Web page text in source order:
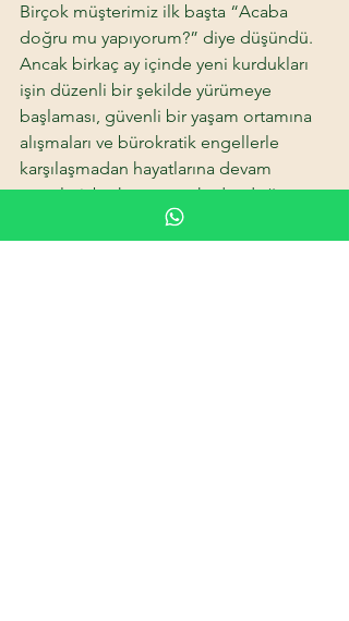
Birçok müşterimiz ilk başta “Acaba
doğru mu yapıyorum?” diye düşündü.
Ancak birkaç ay içinde yeni kurdukları
işin düzenli bir şekilde yürümeye
başlaması, güvenli bir yaşam ortamına
alışmaları ve bürokratik engellerle
karşılaşmadan hayatlarına devam
etmeleri, bu kararın ne kadar doğru
olduğunu kanıtladı. Yeni bir ülkeye
adım atmak her zaman kolay değildir.